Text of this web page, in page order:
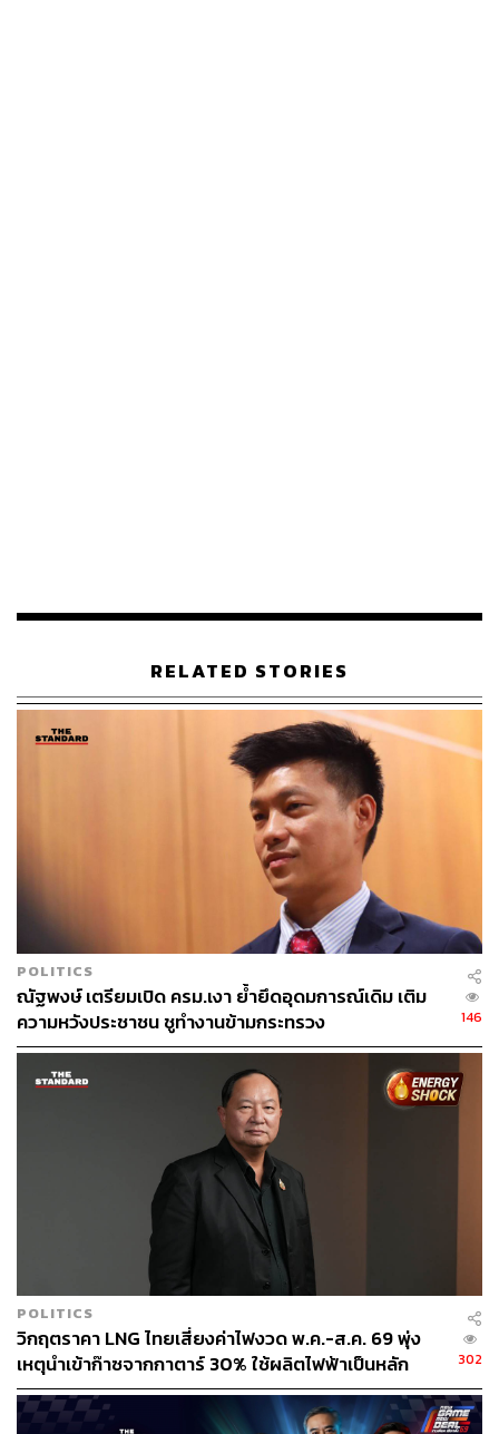
ABOUT THE AUTHOR
THE STANDARD TEAM
กองบรรณาธิการ THE STANDARD
RELATED STORIES
POLITICS
ณัฐพงษ์ เตรียมเปิด ครม.เงา ย้ำยึดอุดมการณ์เดิม เติม
ความหวังประชาชน ชูทำงานข้ามกระทรวง
146
POLITICS
วิกฤตราคา LNG ไทยเสี่ยงค่าไฟงวด พ.ค.-ส.ค. 69 พุ่ง
เหตุนำเข้าก๊าซจากกาตาร์ 30% ใช้ผลิตไฟฟ้าเป็นหลัก
302